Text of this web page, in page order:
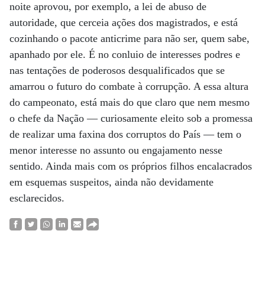
noite aprovou, por exemplo, a lei de abuso de
autoridade, que cerceia ações dos magistrados, e está
cozinhando o pacote anticrime para não ser, quem sabe,
apanhado por ele. É no conluio de interesses podres e
nas tentações de poderosos desqualificados que se
amarrou o futuro do combate à corrupção. A essa altura
do campeonato, está mais do que claro que nem mesmo
o chefe da Nação — curiosamente eleito sob a promessa
de realizar uma faxina dos corruptos do País — tem o
menor interesse no assunto ou engajamento nesse
sentido. Ainda mais com os próprios filhos encalacrados
em esquemas suspeitos, ainda não devidamente
esclarecidos.